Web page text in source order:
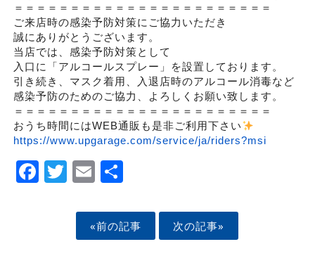
＝＝＝＝＝＝＝＝＝＝＝＝＝＝＝＝＝＝＝＝＝＝＝
ご来店時の感染予防対策にご協力いただき
誠にありがとうございます。
当店では、感染予防対策として
入口に「アルコールスプレー」を設置しております。
引き続き、マスク着用、入退店時のアルコール消毒など
感染予防のためのご協力、よろしくお願い致します。
＝＝＝＝＝＝＝＝＝＝＝＝＝＝＝＝＝＝＝＝＝＝＝
おうち時間にはWEB通販も是非ご利用下さい
https://www.upgarage.com/service/ja/riders?msi
Facebook
Twitter
EmailShare
«前の記事 次の記事»